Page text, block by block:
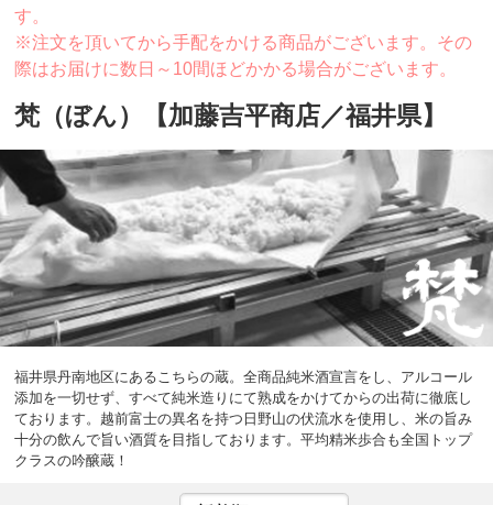
す。
※注文を頂いてから手配をかける商品がございます。その
際はお届けに数日～10間ほどかかる場合がございます。
梵（ぼん）【加藤吉平商店／福井県】
福井県丹南地区にあるこちらの蔵。全商品純米酒宣言をし、アルコール
添加を一切せず、すべて純米造りにて熟成をかけてからの出荷に徹底し
ております。越前富士の異名を持つ日野山の伏流水を使用し、米の旨み
十分の飲んで旨い酒質を目指しております。平均精米歩合も全国トップ
クラスの吟醸蔵！